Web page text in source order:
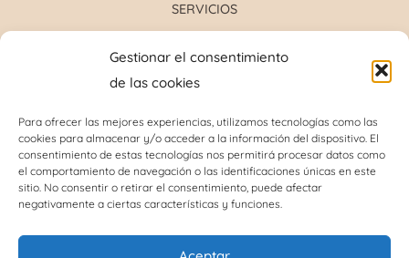
Gestionar el consentimiento
de las cookies
Para ofrecer las mejores experiencias, utilizamos tecnologías como las
cookies para almacenar y/o acceder a la información del dispositivo. El
consentimiento de estas tecnologías nos permitirá procesar datos como
el comportamiento de navegación o las identificaciones únicas en este
sitio. No consentir o retirar el consentimiento, puede afectar
negativamente a ciertas características y funciones.
SERVICIOS
Determinación glucosa y colesterol total
Perforación del lóbulo de la oreja
Análisis capilar
INFORMACIÓN DE INTERÉS